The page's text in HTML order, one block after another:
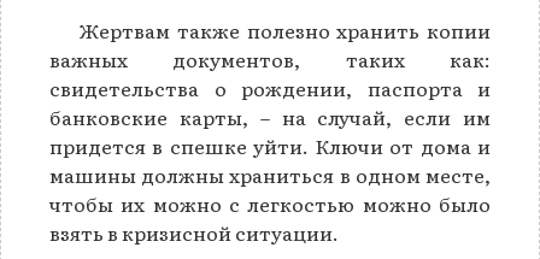
Жертвам также полезно хранить копии
важных документов, таких как:
свидетельства о рождении, паспорта и
банковские карты, – на случай, если им
придется в спешке уйти. Ключи от дома и
машины должны храниться в одном месте,
чтобы их можно с легкостью можно было
взять в кризисной ситуации.